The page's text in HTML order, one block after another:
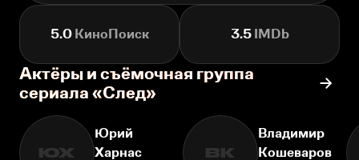
5.0КиноПоиск 3.5IMDb
Актёры и съёмочная группа
сериала «След»
ЮХ
Юрий
Харнас
ВК
Владимир
Кошеваров